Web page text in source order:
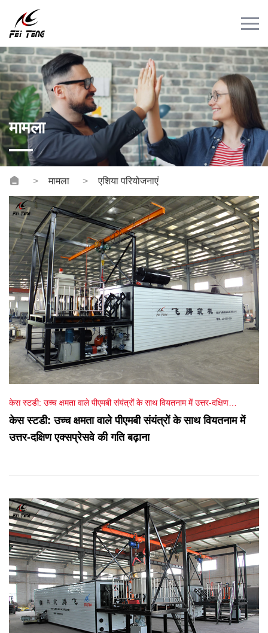
उत्पाद
मामला
समाचार
संपर्क
वीडियो
मामला
मामला एशिया परियोजनाएं
केस स्टडी: उच्च क्षमता वाले पीएमबी संयंत्रों के साथ वियतनाम में उत्तर-दक्षिण
एक्सप्रेसवे की गति बढ़ाना
केस स्टडी: उच्च क्षमता वाले पीएमबी संयंत्रों के साथ वियतनाम में
उत्तर-दक्षिण एक्सप्रेसवे की गति बढ़ाना